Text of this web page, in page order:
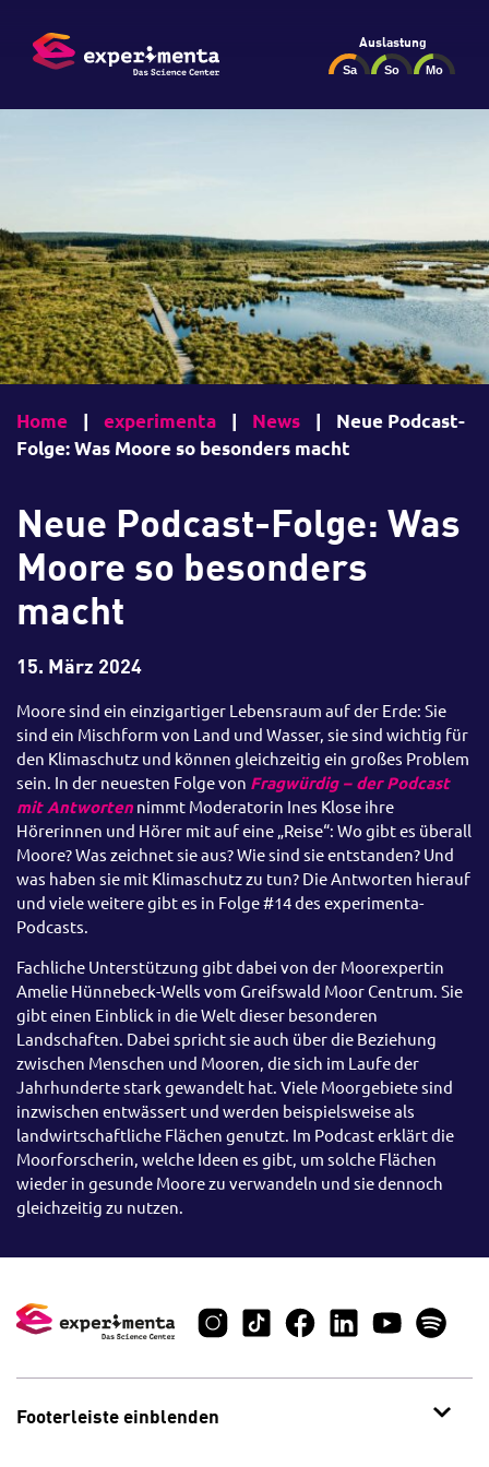
Auslastung
Home | experimenta | News |
Neue Podcast-
Folge: Was Moore so besonders macht
Neue Podcast-Folge: Was
Moore so besonders
macht
15. März 2024
Moore sind ein einzigartiger Lebensraum auf der Erde: Sie
sind ein Mischform von Land und Wasser, sie sind wichtig für
den Klimaschutz und können gleichzeitig ein großes Problem
sein. In der neuesten Folge von Fragwürdig – der Podcast
mit Antworten nimmt Moderatorin Ines Klose ihre
Hörerinnen und Hörer mit auf eine „Reise“: Wo gibt es überall
Moore? Was zeichnet sie aus? Wie sind sie entstanden? Und
was haben sie mit Klimaschutz zu tun? Die Antworten hierauf
und viele weitere gibt es in Folge #14 des experimenta-
Podcasts.
Fachliche Unterstützung gibt dabei von der Moorexpertin
Amelie Hünnebeck-Wells vom Greifswald Moor Centrum. Sie
gibt einen Einblick in die Welt dieser besonderen
Landschaften. Dabei spricht sie auch über die Beziehung
zwischen Menschen und Mooren, die sich im Laufe der
Jahrhunderte stark gewandelt hat. Viele Moorgebiete sind
inzwischen entwässert und werden beispielsweise als
landwirtschaftliche Flächen genutzt. Im Podcast erklärt die
Moorforscherin, welche Ideen es gibt, um solche Flächen
wieder in gesunde Moore zu verwandeln und sie dennoch
gleichzeitig zu nutzen.
Footerleiste einblenden